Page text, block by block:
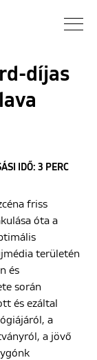
díjas
IDŐ: 3 PERC
friss
óta a
területén
és
során
és ezáltal
a
a jövő